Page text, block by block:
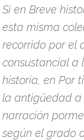
Si en Breve
esta misma
recorrido por el
consustancial a
historia, en Por
la antigüedad a
narración
según el grado